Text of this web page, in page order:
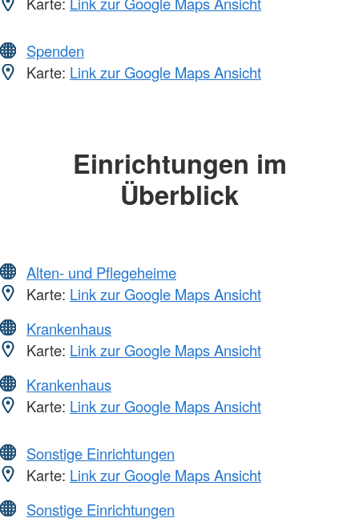
Spenden
Karte: Link zur Google Maps Ansicht
Einrichtungen im
Überblick
Alten- und Pflegeheime
Karte: Link zur Google Maps Ansicht
Krankenhaus
Karte: Link zur Google Maps Ansicht
Krankenhaus
Karte: Link zur Google Maps Ansicht
Sonstige Einrichtungen
Karte: Link zur Google Maps Ansicht
Sonstige Einrichtungen